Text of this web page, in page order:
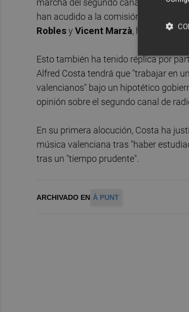
marcha del segundo canal de radio
han acudido a la comisión en la que
Roblesy Vicent Marzà, han
Esto también ha tenido réplica por
Alfred Costa tendrá que "trabajar en
valencianos" bajo un hipotético
opinión sobre el segundo canal de
En su primera alocución, Costa ha
música valenciana tras "haber
tras un "tiempo prudente".
ARCHIVADO EN À PUNT